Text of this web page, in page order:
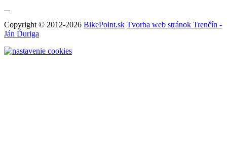
Copyright © 2012-2026 BikePoint.sk Tvorba web stránok Trenčín -
Ján Ďuriga